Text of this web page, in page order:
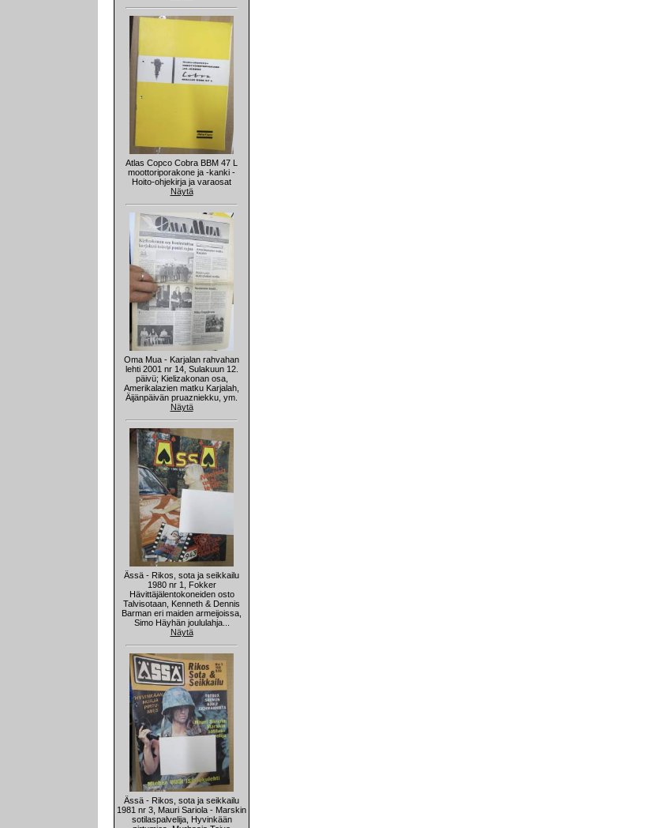
Atlas Copco Cobra BBM 47 L
moottoriporakone ja -kanki -
Hoito-ohjekirja ja varaosat
Näytä
Oma Mua - Karjalan rahvahan
lehti 2001 nr 14, Sulakuun 12.
päivü; Kielizakonan osa,
Amerikalazien matku Karjalah,
Äijänpäivän pruazniekku, ym.
Näytä
Ässä - Rikos, sota ja seikkailu
1980 nr 1, Fokker
Hävittäjälentokoneiden osto
Talvisotaan, Kenneth & Dennis
Barman eri maiden armeijoissa,
Simo Häyhän joululahja...
Näytä
Ässä - Rikos, sota ja seikkailu
1981 nr 3, Mauri Sariola - Marskin
sotilaspalvelija, Hyvinkään